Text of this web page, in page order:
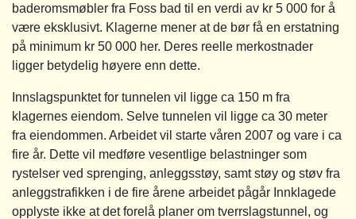
baderomsmøbler fra Foss bad til en verdi av kr 5 000 for å
være eksklusivt. Klagerne mener at de bør få en erstatning
på minimum kr 50 000 her. Deres reelle merkostnader
ligger betydelig høyere enn dette.
Innslagspunktet for tunnelen vil ligge ca 150 m fra
klagernes eiendom. Selve tunnelen vil ligge ca 30 meter
fra eiendommen. Arbeidet vil starte våren 2007 og vare i ca
fire år. Dette vil medføre vesentlige belastninger som
rystelser ved sprenging, anleggsstøy, samt støy og støv fra
anleggstrafikken i de fire årene arbeidet pågår Innklagede
opplyste ikke at det forelå planer om tverrslagstunnel, og